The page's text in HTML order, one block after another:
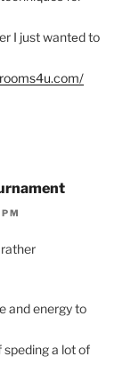
I just wantеd to
and energy to
a lot of